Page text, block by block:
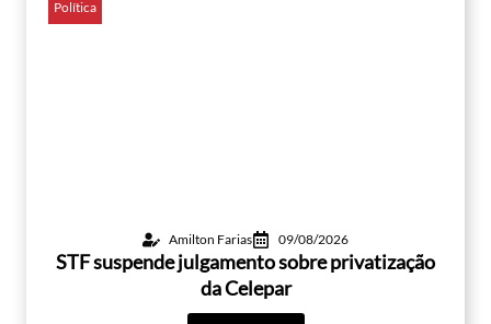
Política
Amilton Farias 09/08/2026
STF suspende julgamento sobre privatização
da Celepar